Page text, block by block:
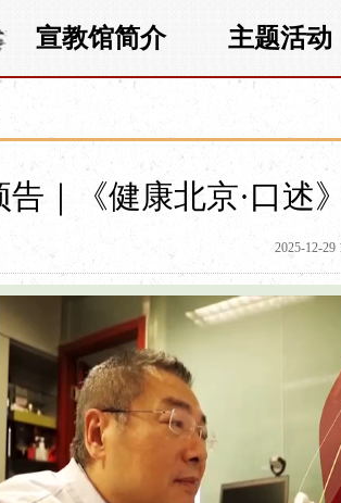
宣教馆简介 主题活动
告｜《健康北京·口
2025-12-29